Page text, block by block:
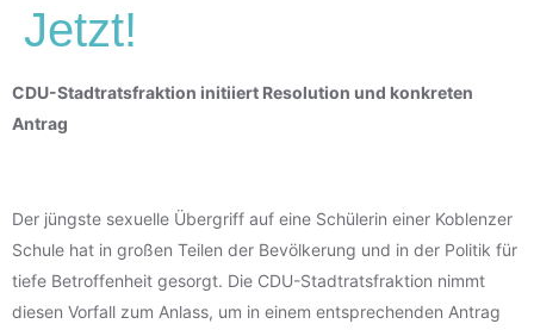
Jetzt!
CDU-Stadtratsfraktion initiiert Resolution und konkreten
Antrag
Der jüngste sexuelle Übergriff auf eine Schülerin einer Koblenzer
Schule hat in großen Teilen der Bevölkerung und in der Politik für
tiefe Betroffenheit gesorgt. Die CDU-Stadtratsfraktion nimmt
diesen Vorfall zum Anlass, um in einem entsprechenden Antrag